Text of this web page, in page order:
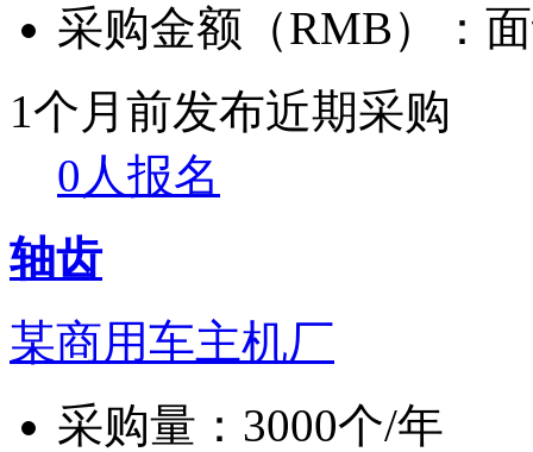
采购金额（RMB）：
1个月前发布近期采购
0人报名
轴齿
某商用车主机厂
采购量： 3000个/年